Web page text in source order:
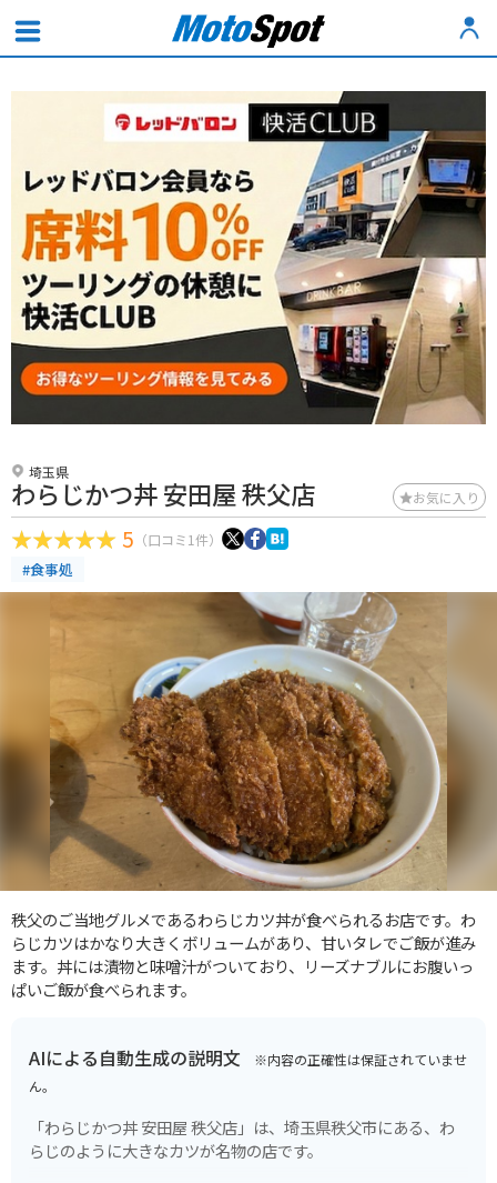
埼玉県
わらじかつ丼 安田屋 秩父店 お気に入り
5 （口コミ1件）
#食事処
秩父のご当地グルメであるわらじカツ丼が食べられるお店です。わ
らじカツはかなり大きくボリュームがあり、甘いタレでご飯が進み
ます。丼には漬物と味噌汁がついており、リーズナブルにお腹いっ
ぱいご飯が食べられます。
AIによる自動生成の説明文 ※内容の正確性は保証されていませ
ん。
「わらじかつ丼 安田屋 秩父店」は、埼玉県秩父市にある、わ
らじのように大きなカツが名物の店です。